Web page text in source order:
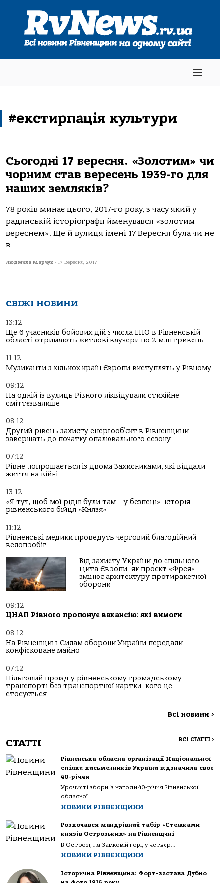
#екстирпація культури
Сьогодні 17 вересня. «Золотим» чи
чорним став вересень 1939-го для
наших земляків?
78 років минає цього, 2017-го року, з часу який у
радянській історіографії йменувався «золотим
вереснем». Ще й вулиця імені 17 Вересня була чи не
в...
Людмила Марчук - 17 Вересня, 2017
СВІЖІ НОВИНИ
13:12
Ще 6 учасників бойових дій з числа ВПО в Рівненській
області отримають житлові ваучери по 2 млн гривень
11:12
Музиканти з кількох країн Європи виступлять у Рівному
09:12
На одній із вулиць Рівного ліквідували стихійне
сміттєзвалище
08:12
Другий рівень захисту енергооб’єктів Рівненщини
завершать до початку опалювального сезону
07:12
Рівне попрощається із двома Захисниками, які віддали
життя на війні
13:12
«Я тут, щоб мої рідні були там – у безпеці»: історія
рівненського бійця «Князя»
11:12
Рівненські медики проведуть черговий благодійний
велопробіг
Від захисту України до спільного
щита Європи: як проєкт «Фрея»
змінює архітектуру протиракетної
оборони
09:12
ЦНАП Рівного пропонує вакансію: які вимоги
08:12
На Рівненщині Силам оборони України передали
конфісковане майно
07:12
Пільговий проїзд у рівненському громадському
транспорті без транспортної картки: кого це
стосується
Всі новини >
СТАТТІ ВСІ СТАТТІ >
Рівненська обласна організації Національної
спілки письменників України відзначила своє
40-річчя
Урочисті збори із нагоди 40-річчя Рівненської
обласної...
НОВИНИ РІВНЕНЩИНИ
Розпочався мандрівний табір «Стежками
князів Острозьких» на Рівненщині
В Острозі, на Замковій горі, у четвер...
НОВИНИ РІВНЕНЩИНИ
Історична Рівненщина: Форт-застава Дубно